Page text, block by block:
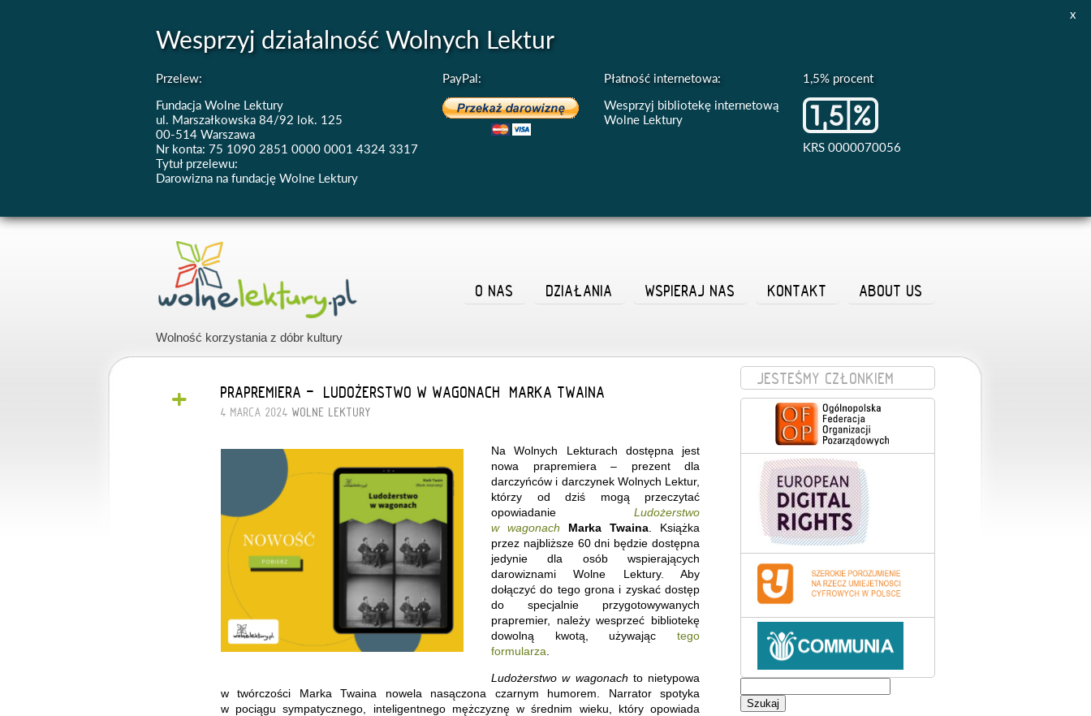
Wesprzyj działalność Wolnych Lektur
Przelew:
Fundacja Wolne Lektury
ul. Marszałkowska 84/92 lok. 125
00-514 Warszawa
Nr konta: 75 1090 2851 0000 0001 4324 3317
Tytuł przelewu:
Darowizna na fundację Wolne Lektury
PayPal:
Płatność internetowa:
Wesprzyj bibliotekę internetową
Wolne Lektury
1,5% procent
KRS 0000070056
x
Wolność korzystania z dóbr kultury
ABOUT US
KONTAKT
WSPIERAJ NAS
DZIAŁANIA
O NAS
+ PRAPREMIERA - „LUDOŻERSTWO W WAGONACH” MARKA TWAINA
4 MARCA 2024 WOLNE LEKTURY
Na Wolnych Lekturach dostępna jest
nowa prapremiera – prezent dla
darczyńców i darczynek Wolnych Lektur,
którzy od dziś mogą przeczytać
opowiadanie Ludożerstwo
w wagonach
Marka Twaina . Książka
przez najbliższe 60 dni będzie dostępna
jedynie dla osób wspierających
darowiznami Wolne Lektury. Aby
dołączyć do tego grona i zyskać dostęp
do specjalnie przygotowywanych
prapremier, należy wesprzeć bibliotekę
dowolną kwotą, używając tego
formularza
Ludożerstwo w wagonach to nietypowa
w twórczości Marka Twaina nowela nasączona czarnym humorem. Narrator spotyka
w pociągu sympatycznego, inteligentnego mężczyznę w średnim wieku, który opowiada
JESTEŚMY CZŁONKIEM